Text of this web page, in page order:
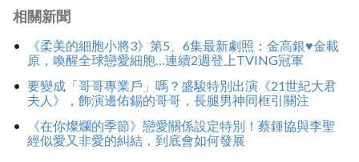
相關新聞
《柔美的細胞小將3》第5、6集最新劇照：金高銀♥金載
原，喚醒全球戀愛細胞…連續2週登上TVING冠軍
要變成「哥哥專業戶」嗎？盛駿特別出演《21世紀大君
夫人》，飾演邊佑錫的哥哥，長腿男神同框引關注
《在你燦爛的季節》戀愛關係設定特別！蔡鍾協與李聖
經似愛又非愛的糾結，到底會如何發展